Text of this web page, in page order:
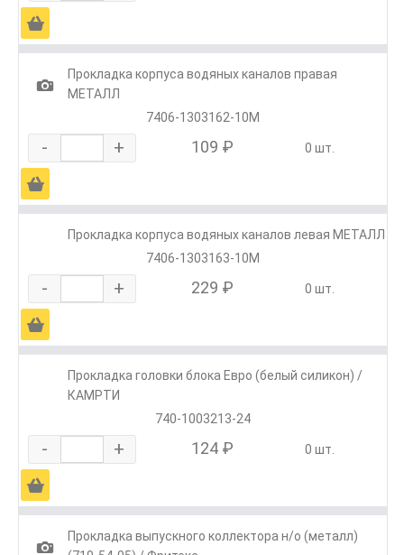
Ä
1
Прокладка корпуса водяных каналов правая
МЕТАЛЛ
7406-1303162-10М
- + 109 ₽ 0 шт.
Ä
Прокладка корпуса водяных каналов левая МЕТАЛЛ
7406-1303163-10М
- + 229 ₽ 0 шт.
Ä
Прокладка головки блока Евро (белый силикон) /
КАМРТИ
740-1003213-24
- + 124 ₽ 0 шт.
Ä
1
Прокладка выпускного коллектора н/о (металл)